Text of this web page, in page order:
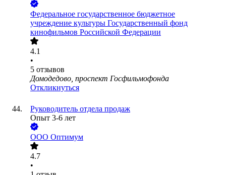
Федеральное государственное бюджетное
учреждение культуры Государственный фонд
кинофильмов Российской Федерации
4.1
•
5 отзывов
Домодедово, проспект Госфильмофонда
Откликнуться
Руководитель отдела продаж
Опыт 3-6 лет
ООО Оптимум
4.7
•